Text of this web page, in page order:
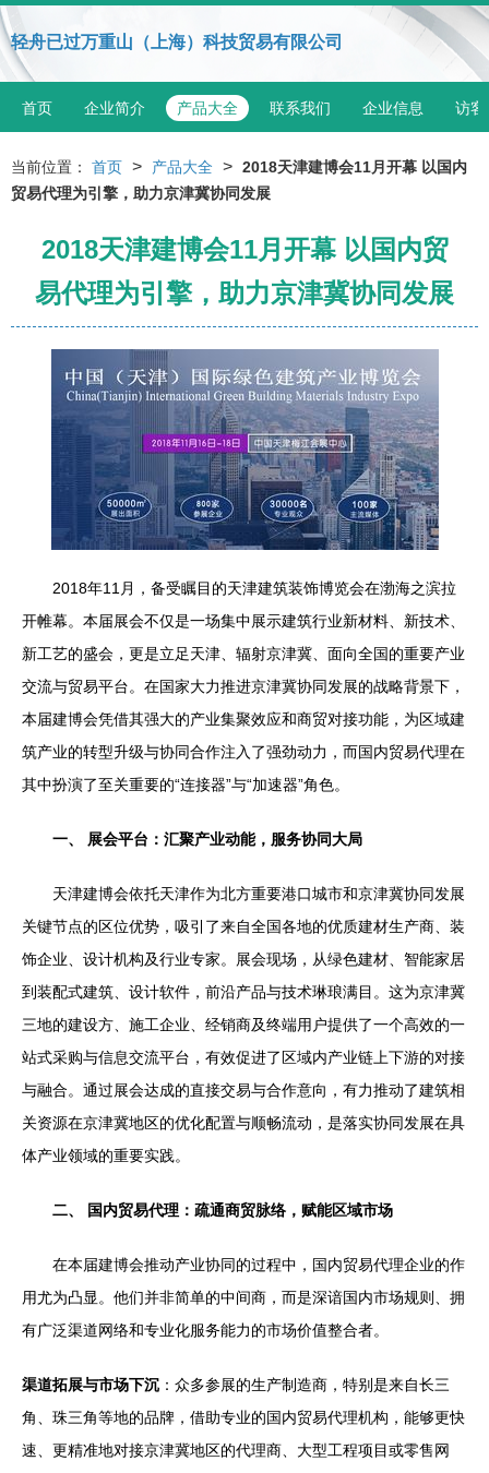
轻舟已过万重山（上海）科技贸易有限公司
首页 企业简介 产品大全 联系我们 企业信息 访客
当前位置： 首页 > 产品大全 > 2018天津建博会11月开幕 以国内
贸易代理为引擎，助力京津冀协同发展
2018天津建博会11月开幕 以国内贸
易代理为引擎，助力京津冀协同发展
2018年11月，备受瞩目的天津建筑装饰博览会在渤海之滨拉
开帷幕。本届展会不仅是一场集中展示建筑行业新材料、新技术、
新工艺的盛会，更是立足天津、辐射京津冀、面向全国的重要产业
交流与贸易平台。在国家大力推进京津冀协同发展的战略背景下，
本届建博会凭借其强大的产业集聚效应和商贸对接功能，为区域建
筑产业的转型升级与协同合作注入了强劲动力，而国内贸易代理在
其中扮演了至关重要的“连接器”与“加速器”角色。
一、 展会平台：汇聚产业动能，服务协同大局
天津建博会依托天津作为北方重要港口城市和京津冀协同发展
关键节点的区位优势，吸引了来自全国各地的优质建材生产商、装
饰企业、设计机构及行业专家。展会现场，从绿色建材、智能家居
到装配式建筑、设计软件，前沿产品与技术琳琅满目。这为京津冀
三地的建设方、施工企业、经销商及终端用户提供了一个高效的一
站式采购与信息交流平台，有效促进了区域内产业链上下游的对接
与融合。通过展会达成的直接交易与合作意向，有力推动了建筑相
关资源在京津冀地区的优化配置与顺畅流动，是落实协同发展在具
体产业领域的重要实践。
二、 国内贸易代理：疏通商贸脉络，赋能区域市场
在本届建博会推动产业协同的过程中，国内贸易代理企业的作
用尤为凸显。他们并非简单的中间商，而是深谙国内市场规则、拥
有广泛渠道网络和专业化服务能力的市场价值整合者。
渠道拓展与市场下沉 ：众多参展的生产制造商，特别是来自长三
角、珠三角等地的品牌，借助专业的国内贸易代理机构，能够更快
速、更精准地对接京津冀地区的代理商、大型工程项目或零售网